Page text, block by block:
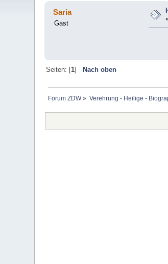
Saria
Gast
Seiten: [1]
Nach oben
Forum ZDW» Verehrung - Heilige -